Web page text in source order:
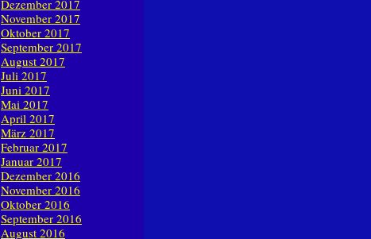
Dezember 2017
November 2017
Oktober 2017
September 2017
August 2017
Juli 2017
Juni 2017
Mai 2017
April 2017
März 2017
Februar 2017
Januar 2017
Dezember 2016
November 2016
Oktober 2016
September 2016
August 2016